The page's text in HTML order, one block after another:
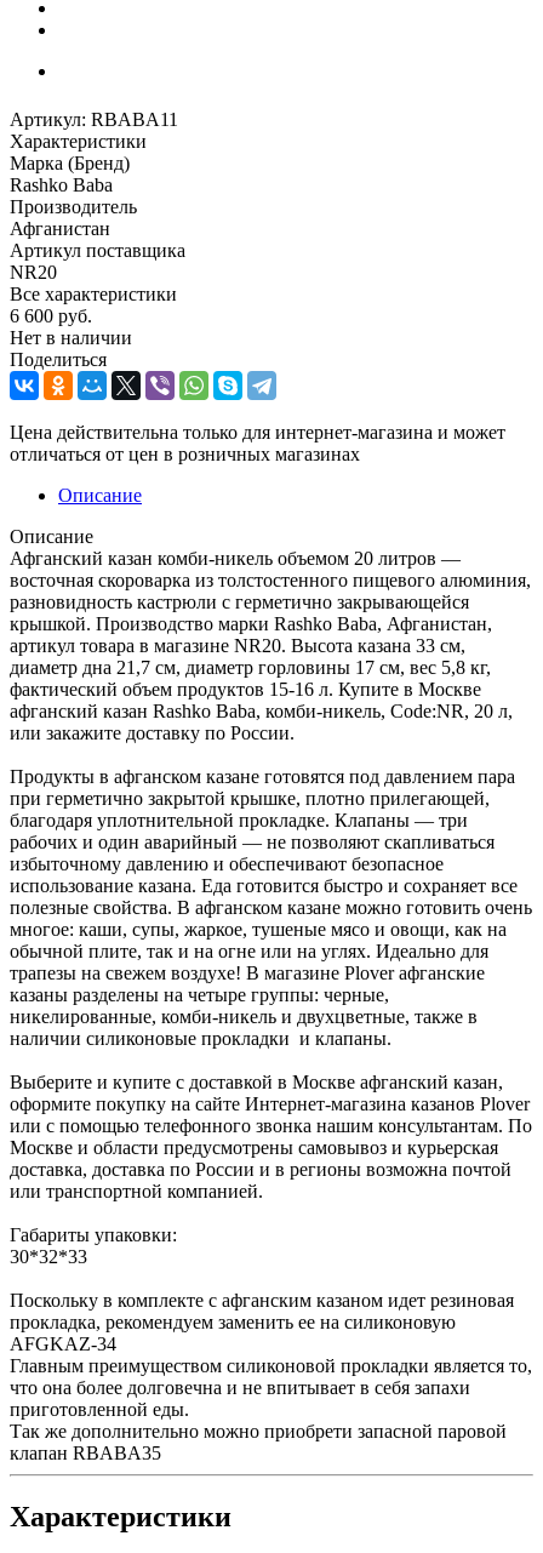
Артикул: RBABA11
Характеристики
Марка (Бренд)
Rashko Baba
Производитель
Афганистан
Артикул поставщика
NR20
Все характеристики
6 600 руб.
Нет в наличии
Поделиться
Цена действительна только для интернет-магазина и может
отличаться от цен в розничных магазинах
Описание
Описание
Афганский казан комби-никель объемом 20 литров —
восточная скороварка из толстостенного пищевого алюминия,
разновидность кастрюли с герметично закрывающейся
крышкой. Производство марки Rashko Baba, Афганистан,
артикул товара в магазине NR20. Высота казана 33 см,
диаметр дна 21,7 см, диаметр горловины 17 см, вес 5,8 кг,
фактический объем продуктов 15-16 л. Купите в Москве
афганский казан Rashko Baba, комби-никель, Code:NR, 20 л,
или закажите доставку по России.
Продукты в афганском казане готовятся под давлением пара
при герметично закрытой крышке, плотно прилегающей,
благодаря уплотнительной прокладке. Клапаны — три
рабочих и один аварийный — не позволяют скапливаться
избыточному давлению и обеспечивают безопасное
использование казана. Еда готовится быстро и сохраняет все
полезные свойства. В афганском казане можно готовить очень
многое: каши, супы, жаркое, тушеные мясо и овощи, как на
обычной плите, так и на огне или на углях. Идеально для
трапезы на свежем воздухе! В магазине Plover афганские
казаны разделены на четыре группы: черные,
никелированные, комби-никель и двухцветные, также в
наличии силиконовые прокладки и клапаны.
Выберите и купите с доставкой в Москве афганский казан,
оформите покупку на сайте Интернет-магазина казанов Plover
или с помощью телефонного звонка нашим консультантам. По
Москве и области предусмотрены самовывоз и курьерская
доставка, доставка по России и в регионы возможна почтой
или транспортной компанией.
Габариты упаковки:
30*32*33
Поскольку в комплекте с афганским казаном идет резиновая
прокладка, рекомендуем заменить ее на силиконовую
AFGKAZ-34
Главным преимуществом силиконовой прокладки является то,
что она более долговечна и не впитывает в себя запахи
приготовленной еды.
Так же дополнительно можно приобрети запасной паровой
клапан RBABA35
Характеристики